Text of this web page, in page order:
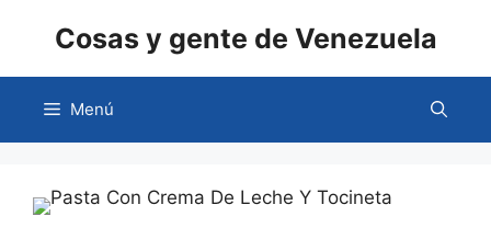
Cosas y gente de Venezuela
Menú